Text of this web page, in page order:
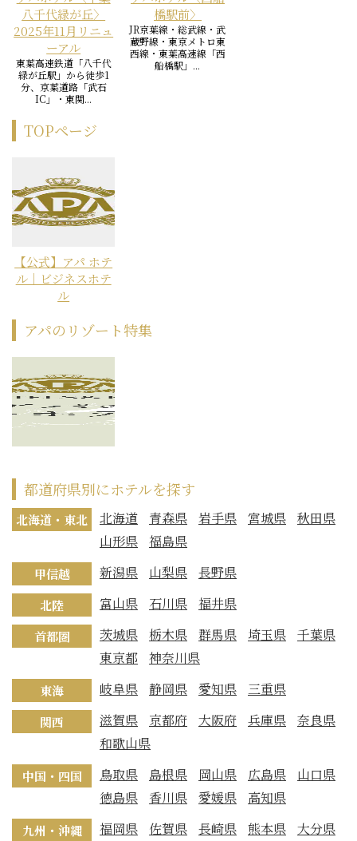
八千代緑が丘〉
2025年11月リニュ
ーアル
東葉高速鉄道「八千代
緑が丘駅」から徒歩1
分、京葉道路「武石
IC」・東関...
橋駅前〉
JR京葉線・総武線・武
蔵野線・東京メトロ東
西線・東葉高速線「西
船橋駅」...
TOPページ
【公式】アパ ホテ
ル｜ビジネスホテ
ル
アパのリゾート特集
都道府県別にホテルを探す
北海道・東北 北海道 青森県 岩手県 宮城県
秋田県
山形県
福島県
甲信越 新潟県 山梨県 長野県
北陸 富山県 石川県 福井県
首都圏 茨城県 栃木県 群馬県 埼玉県
千葉県
東京都
神奈川県
東海 岐阜県 静岡県 愛知県 三重県
関西 滋賀県 京都府 大阪府 兵庫県
奈良県
和歌山県
中国・四国 鳥取県 島根県 岡山県 広島県
山口県
徳島県
香川県 愛媛県 高知県
九州・沖縄 福岡県 佐賀県 長崎県 熊本県
大分県